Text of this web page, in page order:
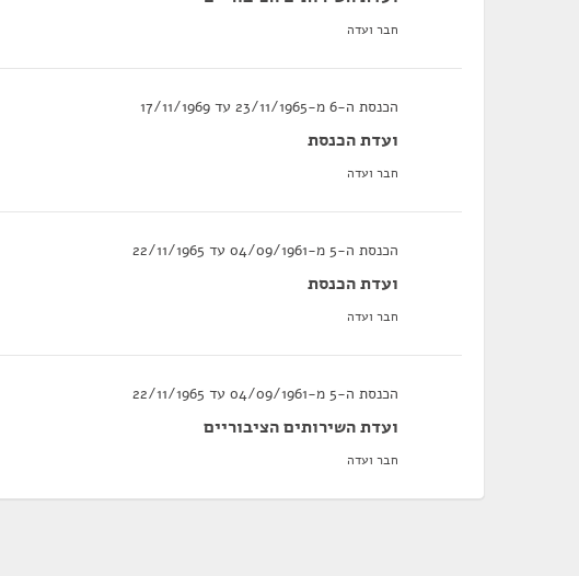
חבר ועדה
הכנסת ה-6 מ-23/11/1965 עד 17/11/1969
ועדת הכנסת
חבר ועדה
הכנסת ה-5 מ-04/09/1961 עד 22/11/1965
ועדת הכנסת
חבר ועדה
הכנסת ה-5 מ-04/09/1961 עד 22/11/1965
ועדת השירותים הציבוריים
חבר ועדה